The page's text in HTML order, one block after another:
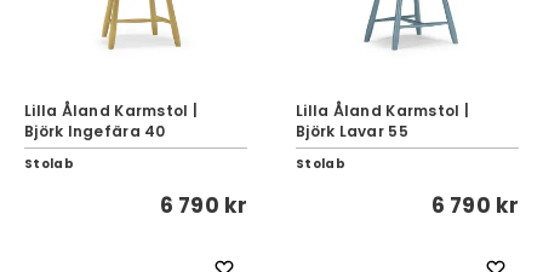
Lilla Åland Karmstol |
Björk Ingefära 40
Stolab
6 790 kr
Lilla Åland Karmstol |
Björk Lavar 55
Stolab
6 790 kr